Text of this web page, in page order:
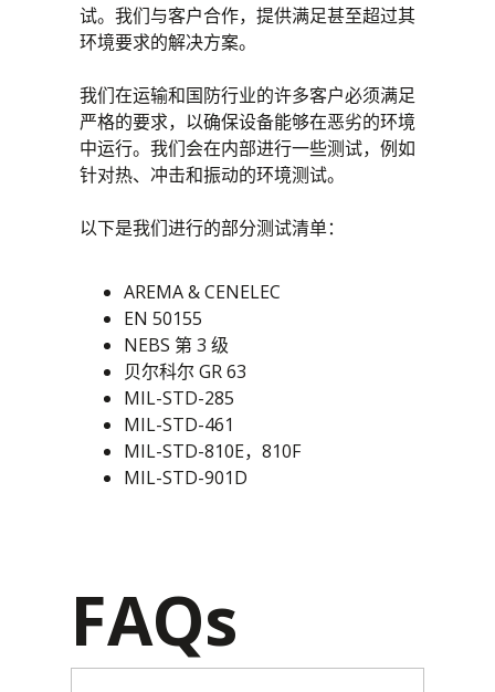
CompactPCI Serial
VME / VM64x
定制解决方案
生命周期管理
系统集成
质量管理
试。我们与客户合作，提供满足甚至超过其
环境要求的解决方案。
我们在运输和国防行业的许多客户必须满足
严格的要求，以确保设备能够在恶劣的环境
中运行。我们会在内部进行一些测试，例如
针对热、冲击和振动的环境测试。
以下是我们进行的部分测试清单：
AREMA & CENELEC
EN 50155
NEBS 第 3 级
贝尔科尔 GR 63
MIL-STD-285
MIL-STD-461
MIL-STD-810E，810F
MIL-STD-901D
FAQs